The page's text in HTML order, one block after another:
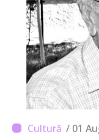
/ 01